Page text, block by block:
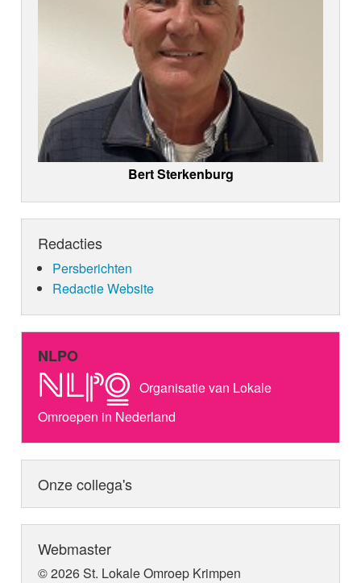
Bert Sterkenburg
Redacties
Persberichten
Redactie Website
NLPO
Organisatie van Lokale
Omroepen in Nederland
Onze collega's
Webmaster
© 2026 St. Lokale Omroep Krimpen